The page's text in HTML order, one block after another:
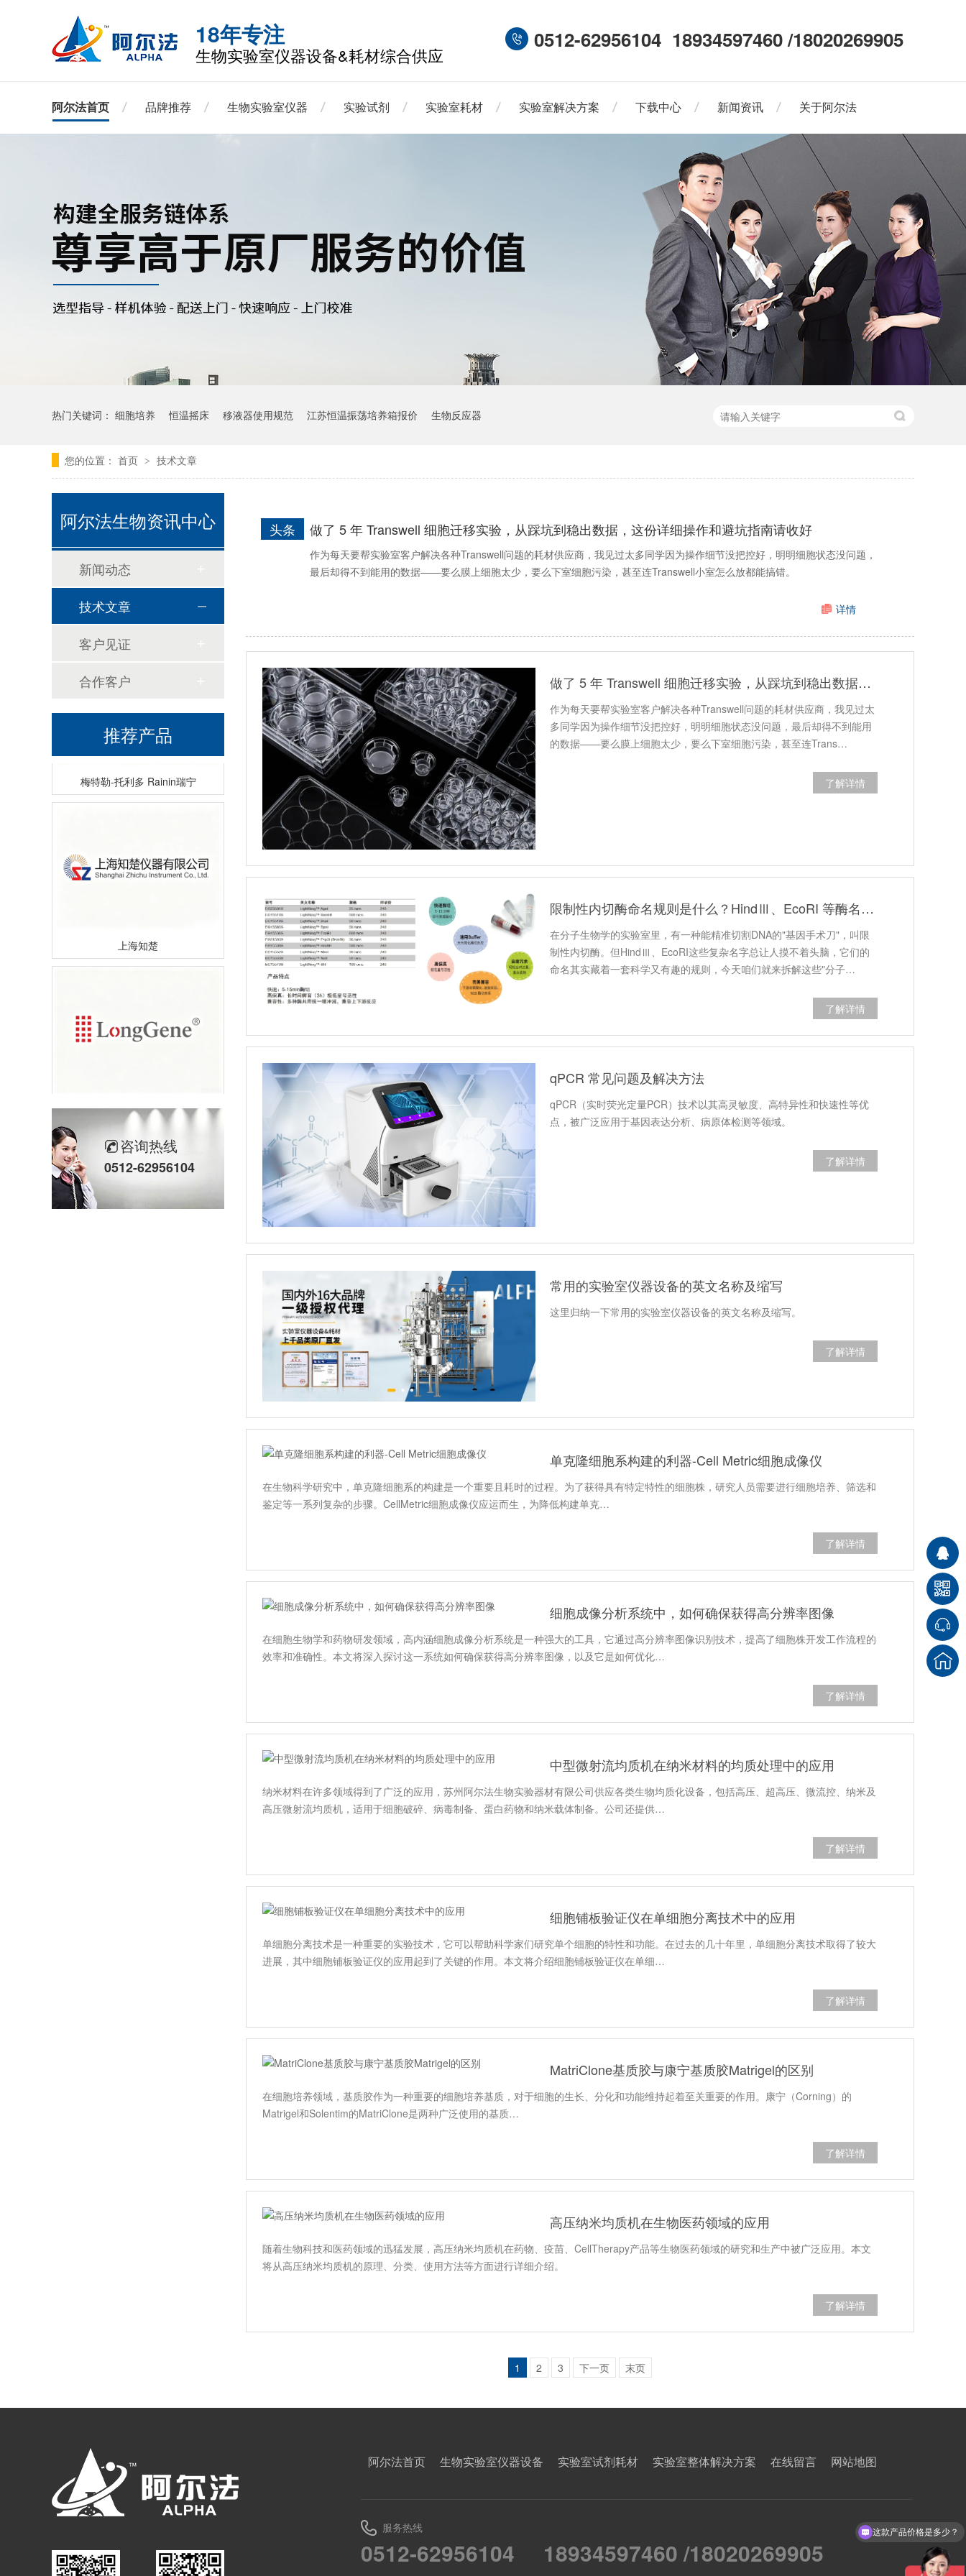
18年专注
生物实验室仪器设备&耗材综合供应
0512-62956104 18934597460 /18020269905
阿尔法首页 品牌推荐 生物实验室仪器 实验试剂 实验室耗材 实验室解决方案 下载中心 新闻资讯 关于阿尔法
热门关键词： 细胞培养 恒温摇床 移液器使用规范 江苏恒温振荡培养箱报价 生物反应器
您的位置： 首页 > 技术文章
做了 5 年 Transwell 细胞迁移实验，从踩坑到稳出数据，这份详细操作和避坑指南请收好
头条
作为每天要帮实验室客户解决各种Transwell问题的耗材供应商，我见过太多同学因为操作细节没把控好，明明细胞状态没问题，
最后却得不到能用的数据——要么膜上细胞太少，要么下室细胞污染，甚至连Transwell小室怎么放都能搞错。
详情
做了 5 年 Transwell 细胞迁移实验，从踩坑到稳出数据，这份详细操作和避坑指南请收好
作为每天要帮实验室客户解决各种Transwell问题的耗材供应商，我见过太
多同学因为操作细节没把控好，明明细胞状态没问题，最后却得不到能用
的数据——要么膜上细胞太少，要么下室细胞污染，甚至连Trans…
了解详情
限制性内切酶命名规则是什么？HindⅢ、EcoRI 等酶名的构成逻辑
在分子生物学的实验室里，有一种能精准切割DNA的"基因手术刀"，叫限
制性内切酶。但HindⅢ、EcoRI这些复杂名字总让人摸不着头脑，它们的
命名其实藏着一套科学又有趣的规则，今天咱们就来拆解这些"分子…
了解详情
qPCR 常见问题及解决方法
qPCR（实时荧光定量PCR）技术以其高灵敏度、高特异性和快速性等优
点，被广泛应用于基因表达分析、病原体检测等领域。
了解详情
常用的实验室仪器设备的英文名称及缩写
这里归纳一下常用的实验室仪器设备的英文名称及缩写。
了解详情
单克隆细胞系构建的利器-Cell Metric细胞成像仪
在生物科学研究中，单克隆细胞系的构建是一个重要且耗时的过程。为了获得具有特定特性的细胞株，研究人员需要进行细胞培养、筛选和
鉴定等一系列复杂的步骤。CellMetric细胞成像仪应运而生，为降低构建单克…
了解详情
细胞成像分析系统中，如何确保获得高分辨率图像
在细胞生物学和药物研发领域，高内涵细胞成像分析系统是一种强大的工具，它通过高分辨率图像识别技术，提高了细胞株开发工作流程的
效率和准确性。本文将深入探讨这一系统如何确保获得高分辨率图像，以及它是如何优化…
了解详情
中型微射流均质机在纳米材料的均质处理中的应用
纳米材料在许多领域得到了广泛的应用，苏州阿尔法生物实验器材有限公司供应各类生物均质化设备，包括高压、超高压、微流控、纳米及
高压微射流均质机，适用于细胞破碎、病毒制备、蛋白药物和纳米载体制备。公司还提供…
了解详情
细胞铺板验证仪在单细胞分离技术中的应用
单细胞分离技术是一种重要的实验技术，它可以帮助科学家们研究单个细胞的特性和功能。在过去的几十年里，单细胞分离技术取得了较大
进展，其中细胞铺板验证仪的应用起到了关键的作用。本文将介绍细胞铺板验证仪在单细…
了解详情
MatriClone基质胶与康宁基质胶Matrigel的区别
在细胞培养领域，基质胶作为一种重要的细胞培养基质，对于细胞的生长、分化和功能维持起着至关重要的作用。康宁（Corning）的
Matrigel和Solentim的MatriClone是两种广泛使用的基质…
了解详情
高压纳米均质机在生物医药领域的应用
随着生物科技和医药领域的迅猛发展，高压纳米均质机在药物、疫苗、CellTherapy产品等生物医药领域的研究和生产中被广泛应用。本文
将从高压纳米均质机的原理、分类、使用方法等方面进行详细介绍。
了解详情
1 2 3 下一页 末页
阿尔法生物资讯中心
新闻动态
技术文章
客户见证
合作客户
推荐产品
海尔生物医疗
梅特勒-托利多 Rainin瑞宁
咨询热线
0512-62956104
阿尔法首页 生物实验室仪器设备 实验室试剂耗材 实验室整体解决方案 在线留言 网站地图
服务热线
0512-62956104 18934597460 /18020269905
这款产品价格是多少？